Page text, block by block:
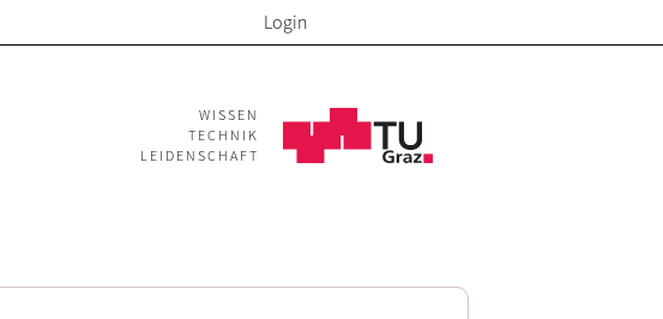
Login
WISSEN
TECHNIK
LEIDENSCHAFT